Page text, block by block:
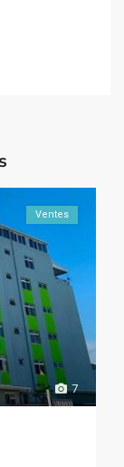
7
Ventes